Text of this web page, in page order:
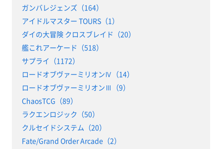
ガンバレジェンズ（164）
アイドルマスター TOURS（1）
ダイの大冒険 クロスブレイド（20）
艦これアーケード（518）
サプライ（1172）
ロードオブヴァーミリオンⅣ（14）
ロードオブヴァーミリオンⅢ（9）
ChaosTCG（89）
ラクエンロジック（50）
クルセイドシステム（20）
Fate/Grand Order Arcade（2）